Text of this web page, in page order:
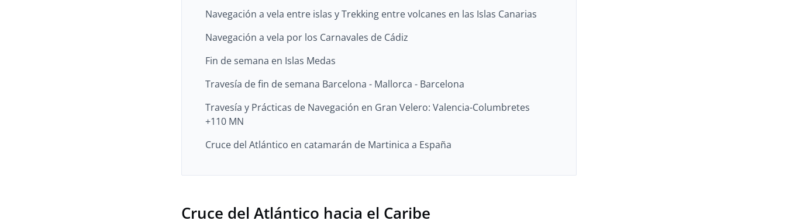
Navegación a vela entre islas y Trekking entre volcanes en las Islas Canarias
Navegación a vela por los Carnavales de Cádiz
Fin de semana en Islas Medas
Travesía de fin de semana Barcelona - Mallorca - Barcelona
Travesía y Prácticas de Navegación en Gran Velero: Valencia-Columbretes
+110 MN
Cruce del Atlántico en catamarán de Martinica a España
Cruce del Atlántico hacia el Caribe